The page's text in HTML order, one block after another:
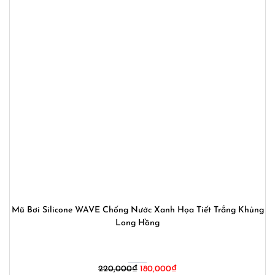
Mũ Bơi Silicone WAVE Chống Nước Xanh Họa Tiết Trắng Khủng
Long Hồng
220,000₫ Giá
180,000₫Giá